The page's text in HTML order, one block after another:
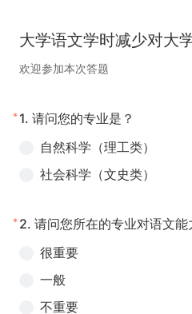
大学语文学时减少对大
欢迎参加本次答题
* 1. 请问您的专业是？
自然科学（理工类）
社会科学（文史类）
* 2. 请问您所在的专业对语文能
很重要
一般
不重要